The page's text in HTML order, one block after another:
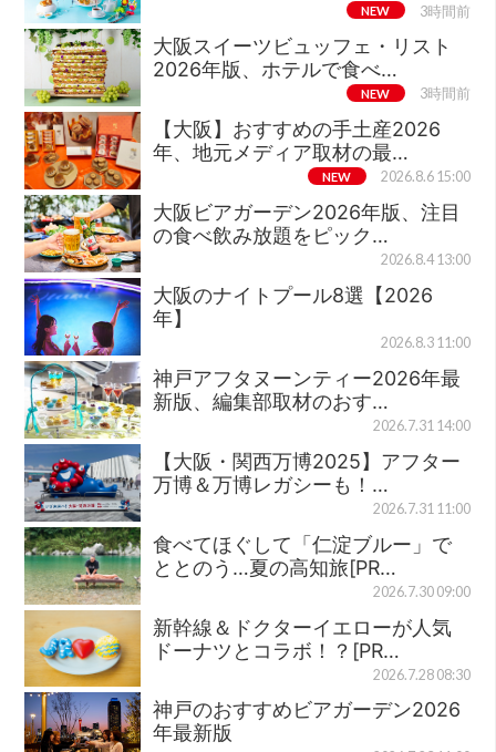
NEW 3時間前
大阪スイーツビュッフェ・リスト
2026年版、ホテルで食べ…
NEW 3時間前
【大阪】おすすめの手土産2026
年、地元メディア取材の最…
NEW 2026.8.6 15:00
大阪ビアガーデン2026年版、注目
の食べ飲み放題をピック…
2026.8.4 13:00
大阪のナイトプール8選【2026
年】
2026.8.3 11:00
神戸アフタヌーンティー2026年最
新版、編集部取材のおす…
2026.7.31 14:00
【大阪・関西万博2025】アフター
万博＆万博レガシーも！…
2026.7.31 11:00
食べてほぐして「仁淀ブルー」で
ととのう…夏の高知旅[PR…
2026.7.30 09:00
新幹線＆ドクターイエローが人気
ドーナツとコラボ！？[PR…
2026.7.28 08:30
神戸のおすすめビアガーデン2026
年最新版